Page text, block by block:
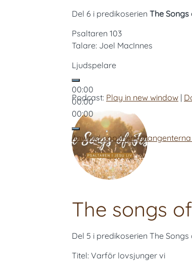
Del 6 i predikoserien The Songs
Psaltaren 103
Talare: Joel MacInnes
Ljudspelare
00:00
00:00
00:00
Använd upp/ner-
Podcast: Play in new window |
The songs
Del 5 i predikoserien The Songs
Titel: Varför lovsjunger vi